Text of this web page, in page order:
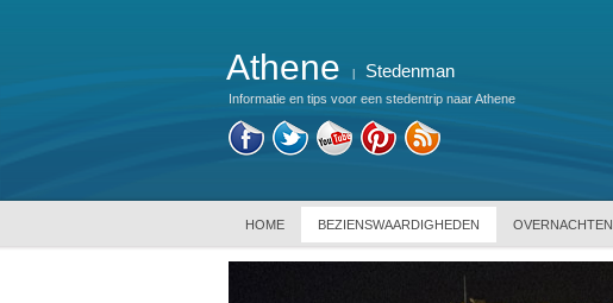
Athene Stedenman
Informatie en tips voor een stedentrip naar Athene
HOME BEZIENSWAARDIGHEDEN OVERNACHTEN